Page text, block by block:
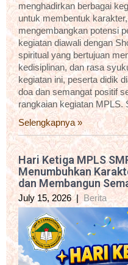
menghadirkan berbagai
untuk membentuk
mengembangkan potensi
kegiatan diawali dengan
spiritual yang bertujuan
kedisiplinan, dan rasa
kegiatan ini, peserta didik
doa dan semangat positif
rangkaian kegiatan
Selengkapnya »
Hari Ketiga MPLS
Menumbuhkan
dan Membangun
July 15, 2026 |Berita